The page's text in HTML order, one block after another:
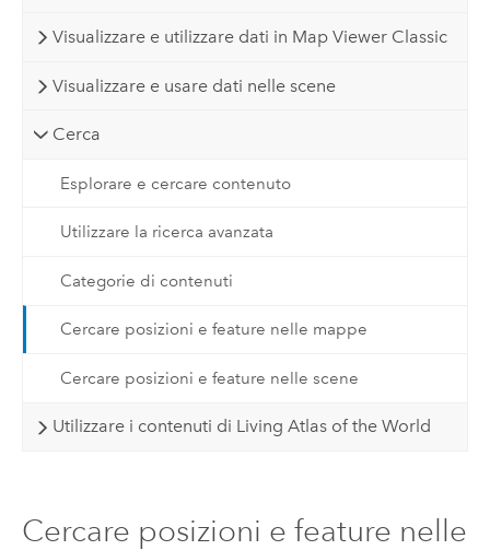
Visualizzare e utilizzare dati in Map Viewer Classic
Visualizzare e usare dati nelle scene
Cerca
Esplorare e cercare contenuto
Utilizzare la ricerca avanzata
Categorie di contenuti
Cercare posizioni e feature nelle mappe
Cercare posizioni e feature nelle scene
Utilizzare i contenuti di Living Atlas of the World
Cercare posizioni e feature nelle